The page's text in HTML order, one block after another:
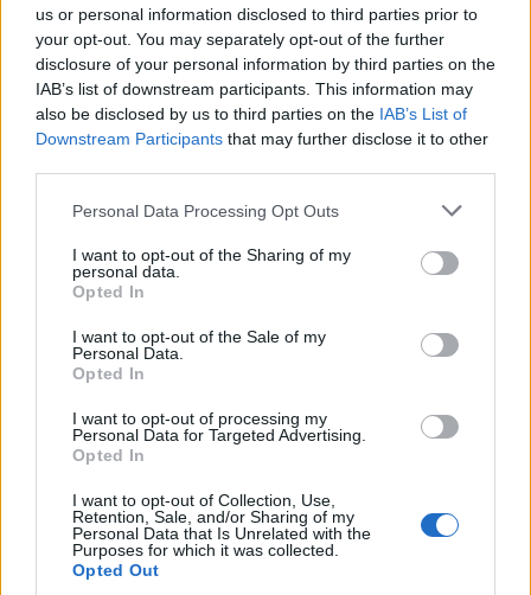
us or personal information disclosed to third parties prior to
your opt-out. You may separately opt-out of the further
disclosure of your personal information by third parties on the
IAB’s list of downstream participants. This information may
also be disclosed by us to third parties on the IAB’s List of
Downstream Participants that may further disclose it to other
Personal Data Processing Opt Outs
I want to opt-out of the Sharing of my
personal data.
Opted In
I want to opt-out of the Sale of my
Personal Data.
Opted In
I want to opt-out of processing my
Personal Data for Targeted Advertising.
Opted In
I want to opt-out of Collection, Use,
Retention, Sale, and/or Sharing of my
Personal Data that Is Unrelated with the
Purposes for which it was collected.
Opted Out
Kriminalai
Vilniaus rajone pro langą
iškrito vaikas
Kriminalai
Keistas smurtinis
incidentas miesto centre:
sutramdytą agresyvų
surišo elektros
Kriminalai
Kraupi avarija prie
Vilniaus atėmė tris
brangiausius žmones:
Kriminalai
Terorizmu kaltinamas
Eldaras Salmanovas